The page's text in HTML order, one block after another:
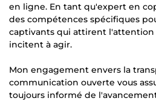
en ligne. En tant qu'expert en
des compétences spécifiques
captivants qui attirent l'attention
incitent à agir.
Mon engagement envers la
communication ouverte vous
toujours informé de